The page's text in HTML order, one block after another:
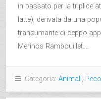
in passato per la triplice
latte), derivata da una
transumante di ceppo
Merinos Rambouillet....
Categoria: Animali,